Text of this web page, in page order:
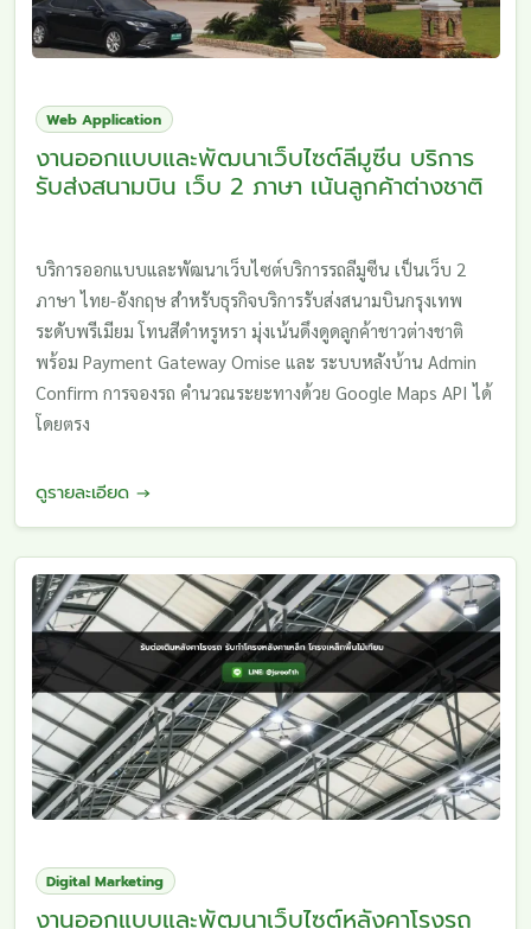
Web Application
งานออกแบบและพัฒนาเว็บไซต์ลีมูซีน บริการ
รับส่งสนามบิน เว็บ 2 ภาษา เน้นลูกค้าต่างชาติ
บริการออกแบบและพัฒนาเว็บไซต์บริการรถลีมูซีน เป็นเว็บ 2
ภาษา ไทย-อังกฤษ สำหรับธุรกิจบริการรับส่งสนามบินกรุงเทพ
ระดับพรีเมียม โทนสีดำหรูหรา มุ่งเน้นดึงดูดลูกค้าชาวต่างชาติ
พร้อม Payment Gateway Omise และ ระบบหลังบ้าน Admin
Confirm การจองรถ คำนวณระยะทางด้วย Google Maps API ได้
โดยตรง
ดูรายละเอียด →
Digital Marketing
งานออกแบบและพัฒนาเว็บไซต์หลังคาโรงรถ